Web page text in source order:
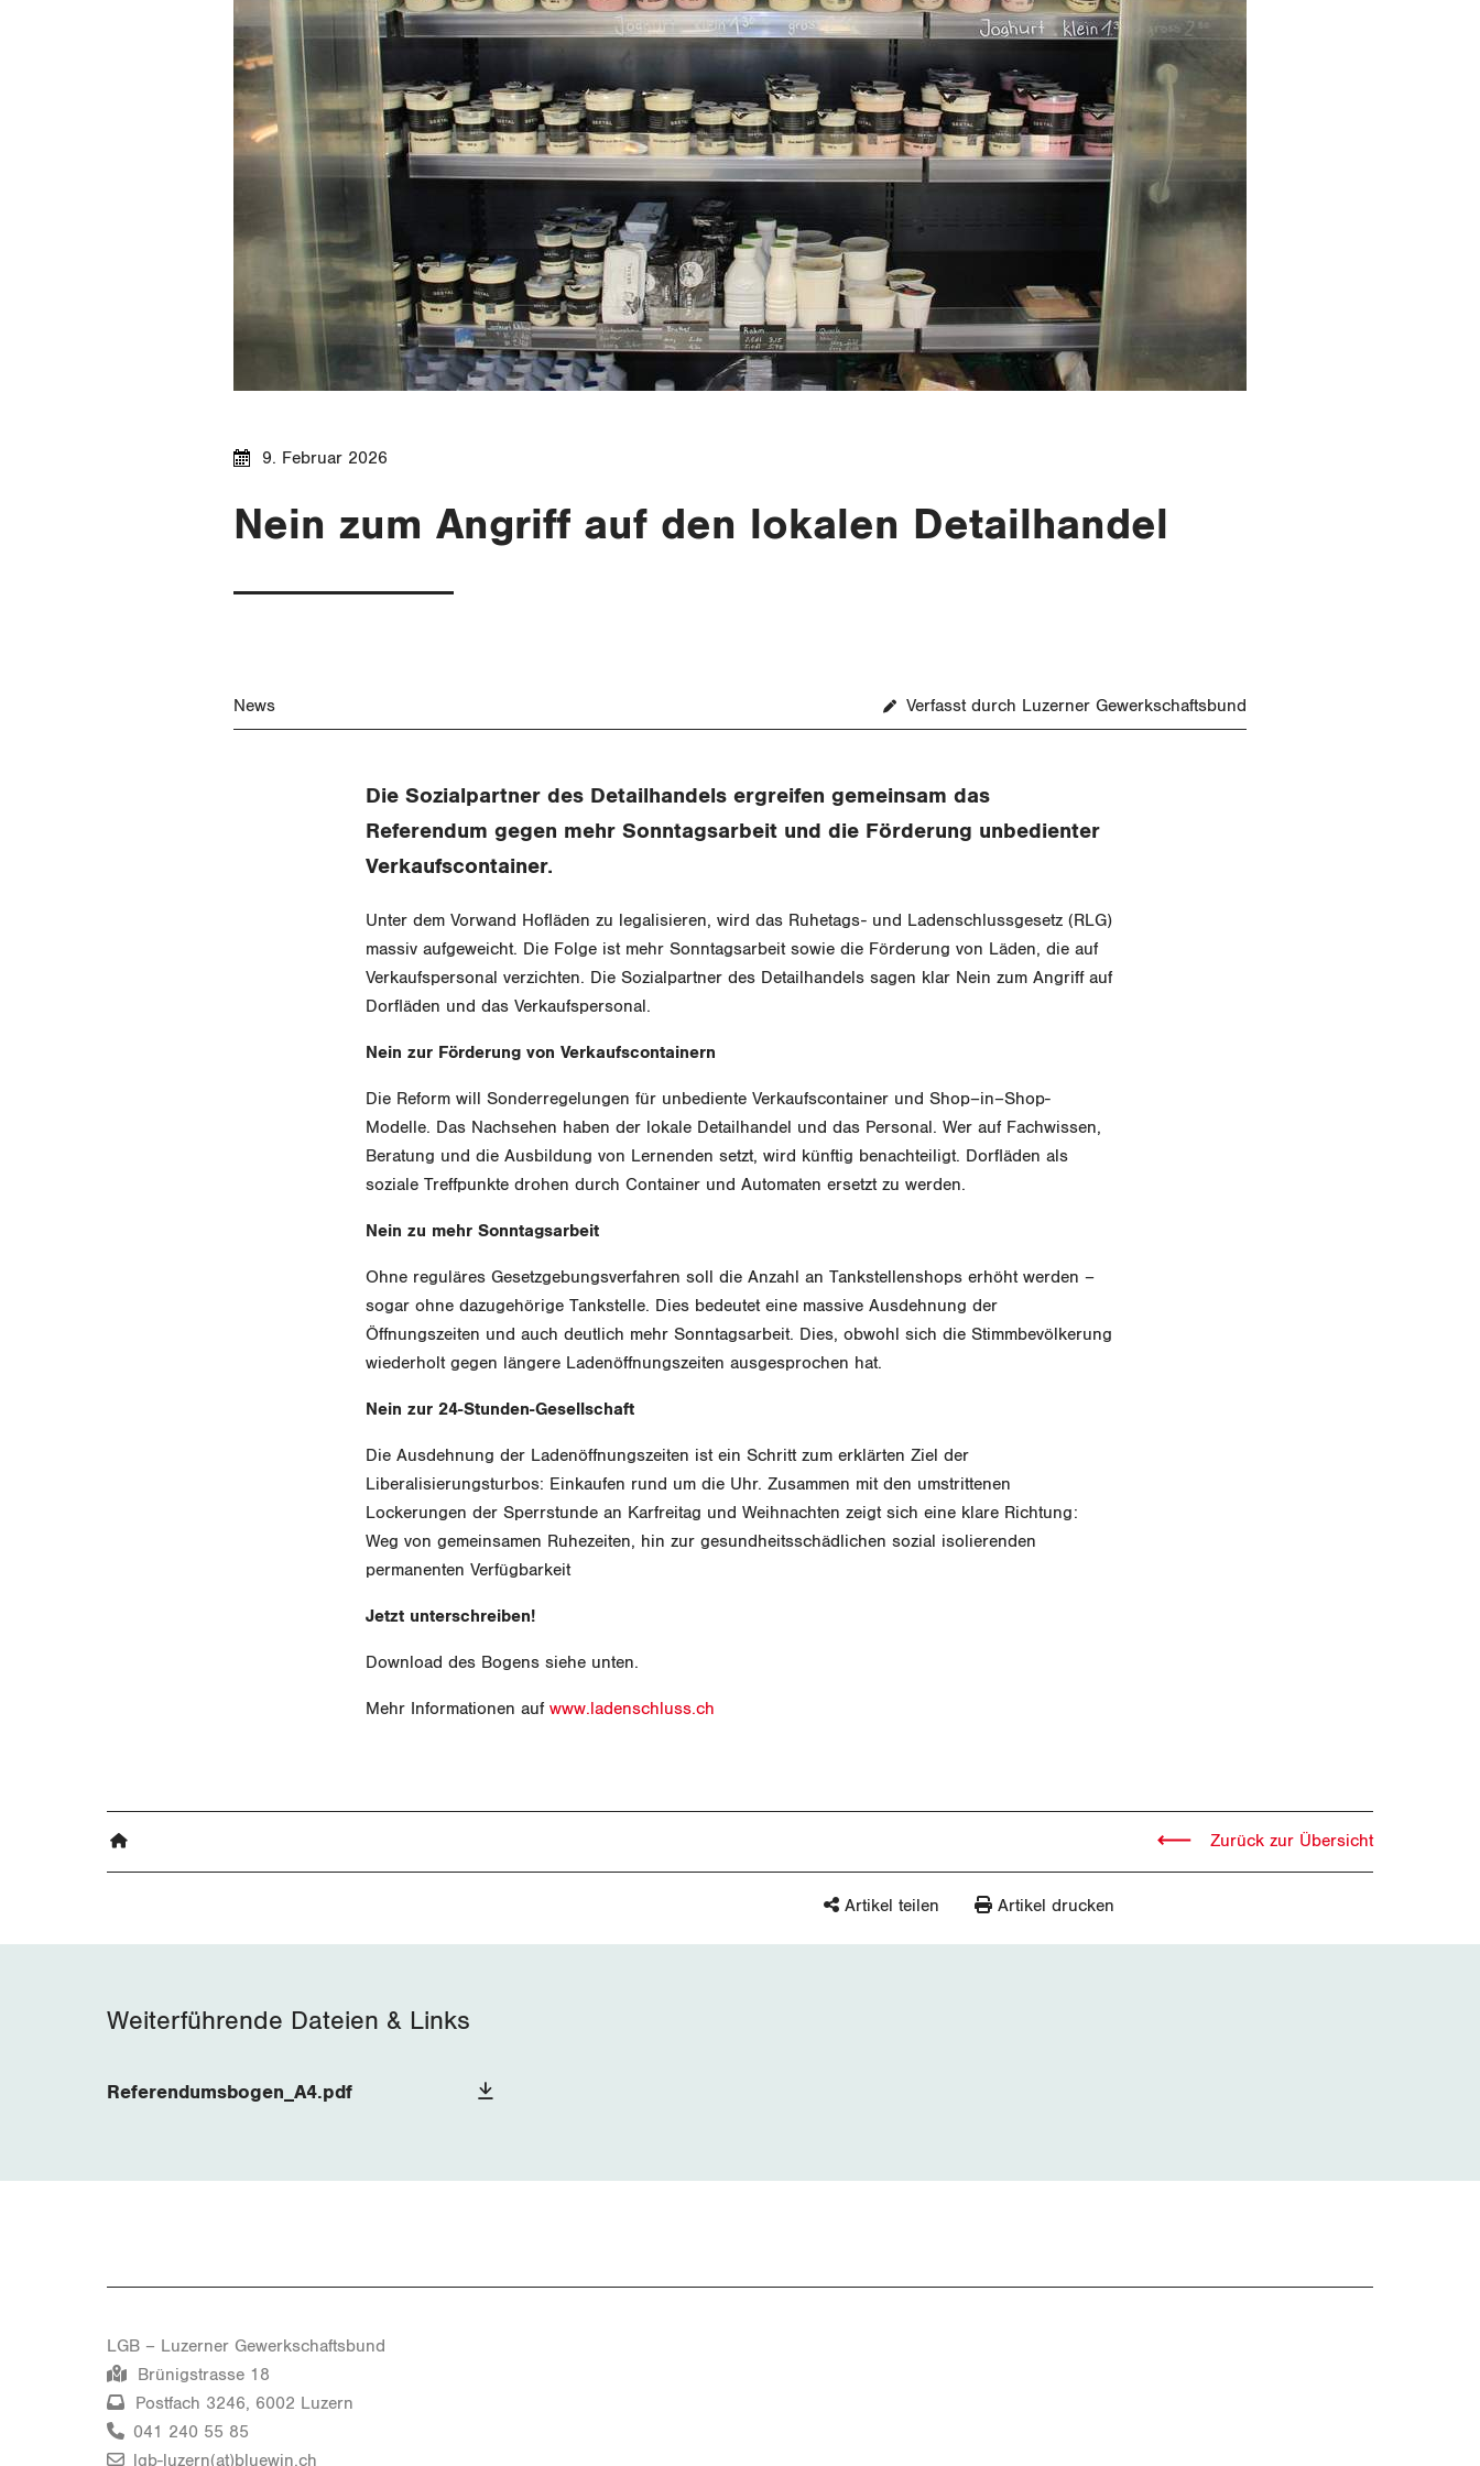
9. Februar 2026
Nein zum Angriff auf den lokalen Detailhandel
News Verfasst durch Luzerner Gewerkschaftsbund
Die Sozialpartner des Detailhandels ergreifen gemeinsam das
Referendum gegen mehr Sonntagsarbeit und die Förderung unbedienter
Verkaufscontainer.
Unter dem Vorwand Hofläden zu legalisieren, wird das Ruhetags- und Ladenschlussgesetz (RLG)
massiv aufgeweicht. Die Folge ist mehr Sonntagsarbeit sowie die Förderung von Läden, die auf
Verkaufspersonal verzichten. Die Sozialpartner des Detailhandels sagen klar Nein zum Angriff auf
Dorfläden und das Verkaufspersonal.
Nein zur Förderung von Verkaufscontainern
Die Reform will Sonderregelungen für unbediente Verkaufscontainer und Shop–in–Shop-
Modelle. Das Nachsehen haben der lokale Detailhandel und das Personal. Wer auf Fachwissen,
Beratung und die Ausbildung von Lernenden setzt, wird künftig benachteiligt. Dorfläden als
soziale Treffpunkte drohen durch Container und Automaten ersetzt zu werden.
Nein zu mehr Sonntagsarbeit
Ohne reguläres Gesetzgebungsverfahren soll die Anzahl an Tankstellenshops erhöht werden –
sogar ohne dazugehörige Tankstelle. Dies bedeutet eine massive Ausdehnung der
Öffnungszeiten und auch deutlich mehr Sonntagsarbeit. Dies, obwohl sich die Stimmbevölkerung
wiederholt gegen längere Ladenöffnungszeiten ausgesprochen hat.
Nein zur 24-Stunden-Gesellschaft
Die Ausdehnung der Ladenöffnungszeiten ist ein Schritt zum erklärten Ziel der
Liberalisierungsturbos: Einkaufen rund um die Uhr. Zusammen mit den umstrittenen
Lockerungen der Sperrstunde an Karfreitag und Weihnachten zeigt sich eine klare Richtung:
Weg von gemeinsamen Ruhezeiten, hin zur gesundheitsschädlichen sozial isolierenden
permanenten Verfügbarkeit
Jetzt unterschreiben!
Download des Bogens siehe unten.
Mehr Informationen auf www.ladenschluss.ch
Zurück zur Übersicht
Artikel teilen Artikel drucken
Weiterführende Dateien & Links
Referendumsbogen_A4.pdf
LGB – Luzerner Gewerkschaftsbund
Brünigstrasse 18
Postfach 3246, 6002 Luzern
041 240 55 85
lgb-luzern(at)bluewin.ch